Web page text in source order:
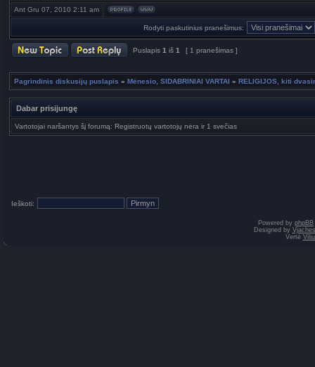
Ant Gru 07, 2010 2:11 am
Rodyti paskutinius pranešimus:
Puslapis 1 iš 1 [ 1 pranešimas ]
Pagrindinis diskusijų puslapis » Mėnesio, SIDABRINIAI VARTAI » RELIGIJOS, kiti
Dabar prisijungę
Vartotojai naršantys šį forumą: Registruotų vartotojų nėra ir 1 svečias
Ieškoti:
Powered by phpBB
Designed by
Vertė